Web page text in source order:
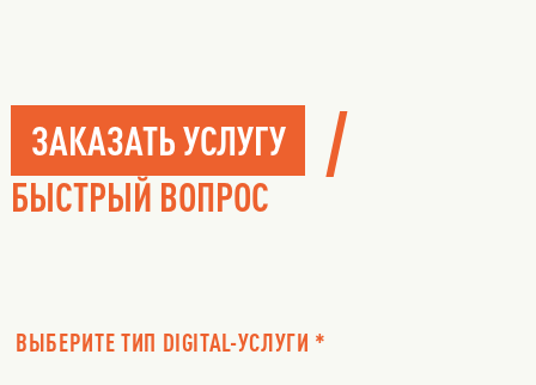
ЗАКАЗАТЬ УСЛУГУ /
БЫСТРЫЙ ВОПРОС
ВЫБЕРИТЕ ТИП DIGITAL-УСЛУГИ *